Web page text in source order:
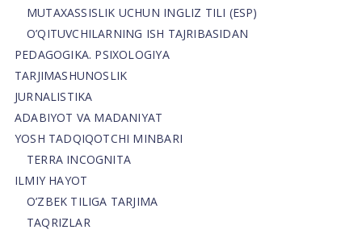
MUTAXASSISLIK UCHUN INGLIZ TILI (ESP)
O’QITUVCHILARNING ISH TAJRIBASIDAN
PEDAGOGIKA. PSIXOLOGIYA
TARJIMASHUNOSLIK
JURNALISTIKA
ADABIYOT VA MADANIYAT
YOSH TADQIQOTCHI MINBARI
TERRA INCOGNITA
ILMIY HAYOT
O’ZBEK TILIGA TARJIMA
TAQRIZLAR